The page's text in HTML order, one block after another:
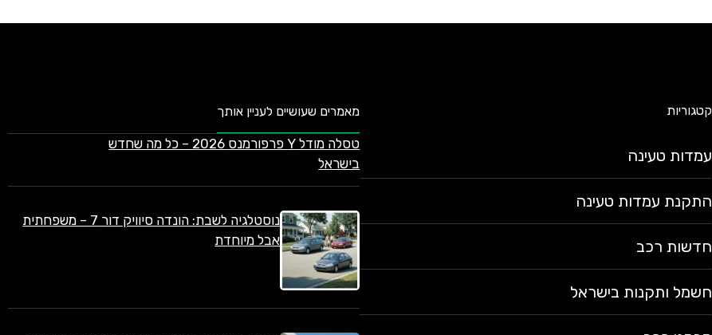
קטגוריות
עמדות טעינה
התקנת עמדות טעינה
חדשות רכב
חשמל ותקנות בישראל
מאמרים שעושיים לעניין אותך
טסלה מודל Y פרפורמנס 2026 – כל מה שחדש
בישראל
נוסטלגיה לשבת: הונדה סיוויק דור 7 – משפחתית
אבל מיוחדת